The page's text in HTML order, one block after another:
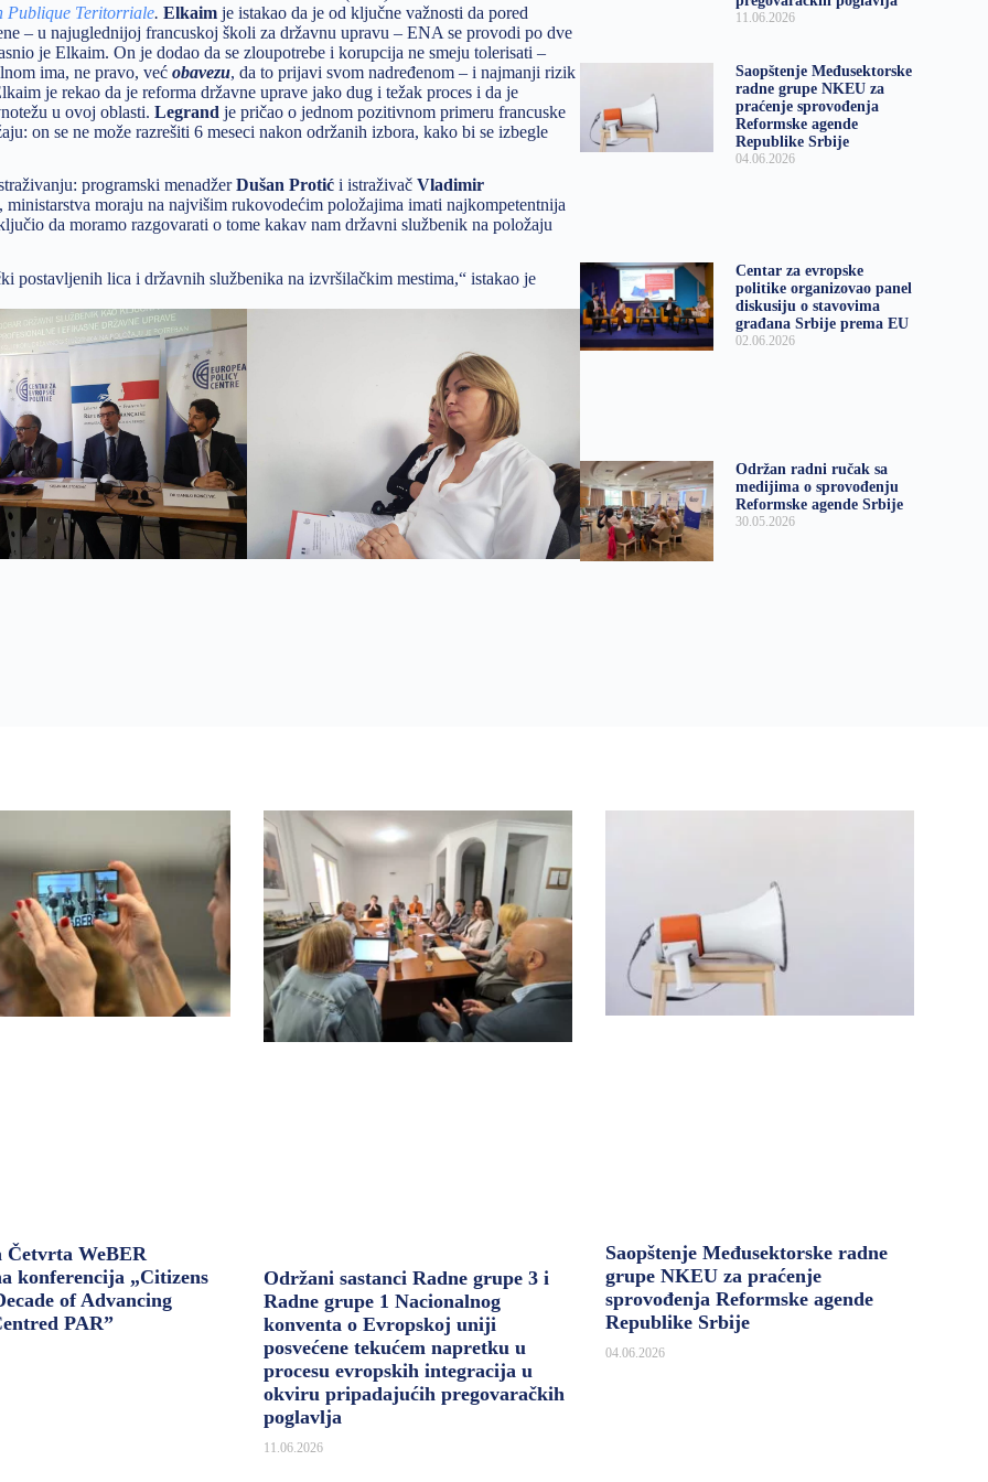
Publique Teritorriale.Elkaimje istakao da je od ključne važnosti da pored
– u najuglednijoj francuskoj školi za državnu upravu – ENA se provodi po dve
je Elkaim. On je dodao da se zloupotrebe i korupcija ne smeju tolerisati –
ima, ne pravo, većobavezu, da to prijavi svom nadređenom – i najmanji rizik
je rekao da je reforma državne uprave jako dug i težak proces i da je
u ovoj oblasti.Legrandje pričao o jednom pozitivnom primeru francuske
on se ne može razrešiti 6 meseci nakon održanih izbora, kako bi se izbegle
programski menadžerDušan Protić i istraživačVladimir
moraju na najvišim rukovodećim položajima imati najkompetentnija
da moramo razgovarati o tome kakav nam državni službenik na položaju
postavljenih lica i državnih službenika na izvršilačkim mestima,“ istakao je
11.06.2026
Saopštenje Međusektorske
radne grupe NKEU za
praćenje sprovođenja
Reformske agende
Republike Srbije
04.06.2026
Centar za evropske
politike organizovao panel
diskusiju o stavovima
građana Srbije prema EU
02.06.2026
Održan radni ručak sa
medijima o sprovođenju
Reformske agende Srbije
30.05.2026
Četvrta WeBER
konferencija „Citizens
of Advancing
PAR”
Održani sastanci Radne grupe 3 i
Radne grupe 1 Nacionalnog
konventa o Evropskoj uniji
posvećene tekućem napretku u
procesu evropskih integracija u
okviru pripadajućih pregovaračkih
poglavlja
11.06.2026
Saopštenje Međusektorske radne
grupe NKEU za praćenje
sprovođenja Reformske agende
Republike Srbije
04.06.2026